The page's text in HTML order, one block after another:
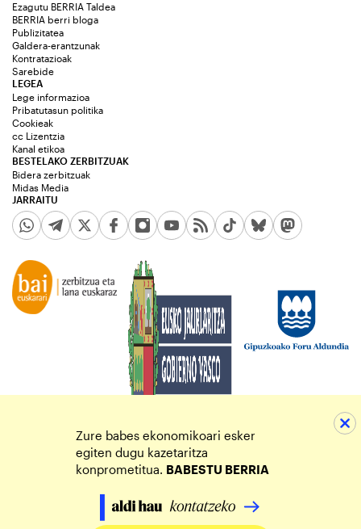
Ezagutu BERRIA Taldea
BERRIA berri bloga
Publizitatea
Galdera-erantzunak
Kontratazioak
Sarebide
JARRAITU
LEGEA
Lege informazioa
Pribatutasun politika
Cookieak
cc Lizentzia
Kanal etikoa
BESTELAKO ZERBITZUAK
Bidera zerbitzuak
Midas Media
Zure babes ekonomikoari esker
egiten dugu kazetaritza
konprometitua. BABESTU BERRIA